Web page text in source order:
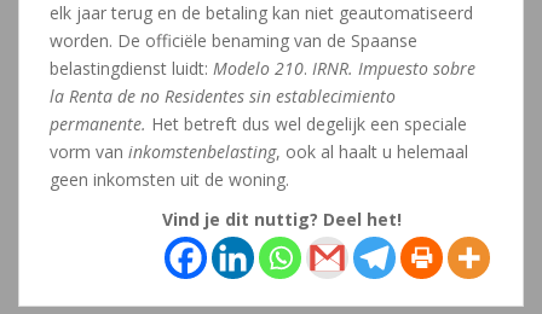
elk jaar terug en de betaling kan niet geautomatiseerd
worden. De officiële benaming van de Spaanse
belastingdienst luidt: Modelo 210. IRNR. Impuesto sobre
la Renta de no Residentes sin establecimiento
permanente. Het betreft dus wel degelijk een speciale
vorm van inkomstenbelasting, ook al haalt u helemaal
geen inkomsten uit de woning.
Vind je dit nuttig? Deel het!